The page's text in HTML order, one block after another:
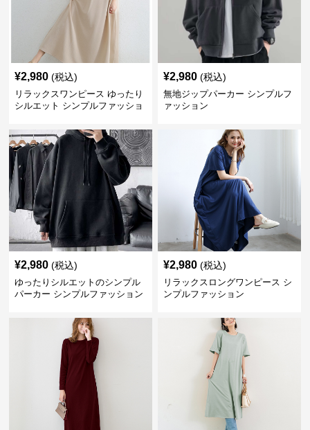
¥2,980 (税込)
リラックスワンピース ゆったり
シルエット シンプルファッショ
¥2,980 (税込)
無地ジップパーカー シンプルフ
ァッション
¥2,980 (税込)
ゆったりシルエットのシンプル
パーカー シンプルファッション
¥2,980 (税込)
リラックスロングワンピース シ
ンプルファッション